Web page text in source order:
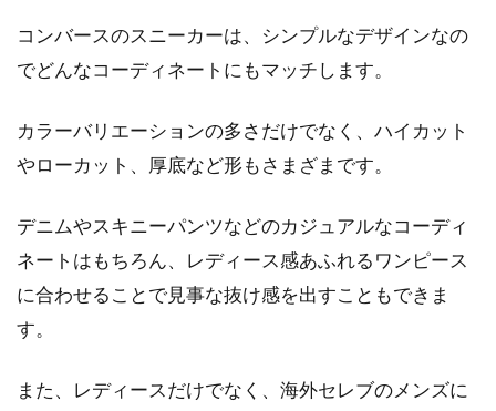
コンバースのスニーカーは、シンプルなデザインなの
でどんなコーディネートにもマッチします。
カラーバリエーションの多さだけでなく、ハイカット
やローカット、厚底など形もさまざまです。
デニムやスキニーパンツなどのカジュアルなコーディ
ネートはもちろん、レディース感あふれるワンピース
に合わせることで見事な抜け感を出すこともできま
す。
また、レディースだけでなく、海外セレブのメンズに